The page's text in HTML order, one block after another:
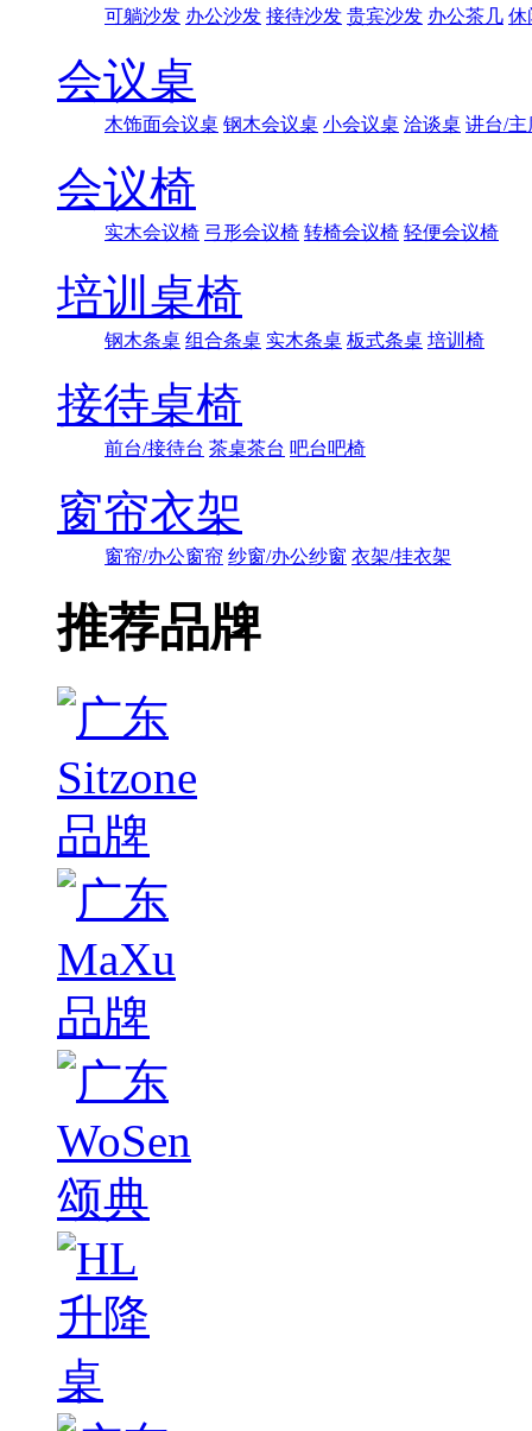
可躺沙发 办公沙发 接待沙发 贵宾沙发 办公茶几 休
会议桌
木饰面会议桌 钢木会议桌 小会议桌 洽谈桌 讲台/主
会议椅
实木会议椅 弓形会议椅 转椅会议椅 轻便会议椅
培训桌椅
钢木条桌 组合条桌 实木条桌 板式条桌 培训椅
接待桌椅
前台/接待台 茶桌茶台 吧台吧椅
窗帘衣架
窗帘/办公窗帘 纱窗/办公纱窗 衣架/挂衣架
推荐品牌